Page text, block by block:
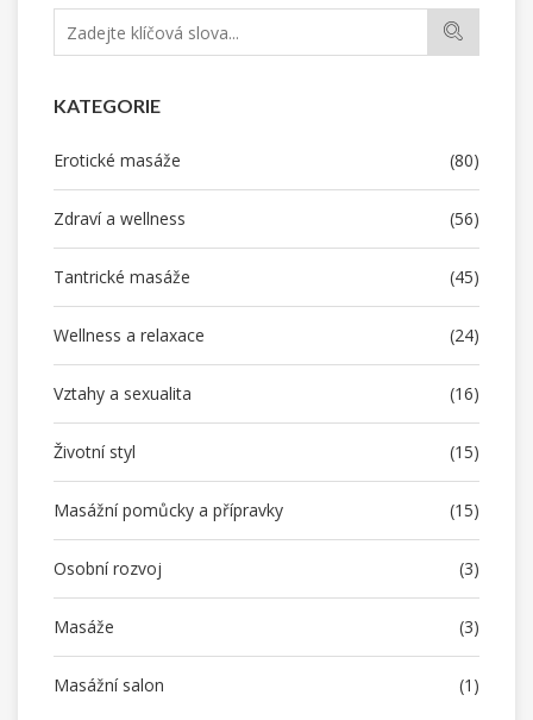
KATEGORIE
Erotické masáže (80)
Zdraví a wellness (56)
Tantrické masáže (45)
Wellness a relaxace (24)
Vztahy a sexualita (16)
Životní styl (15)
Masážní pomůcky a přípravky (15)
Osobní rozvoj (3)
Masáže (3)
Masážní salon (1)